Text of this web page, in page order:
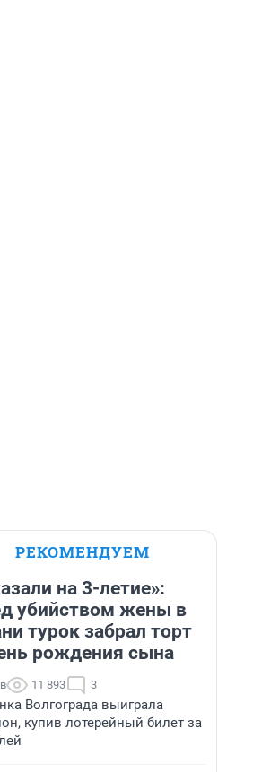
РЕКОМЕНДУЕМ
на 3-летие»:
убийством жены в
турок забрал торт
рождения сына
11 893 3
Волгограда выиграла
купив лотерейный билет за